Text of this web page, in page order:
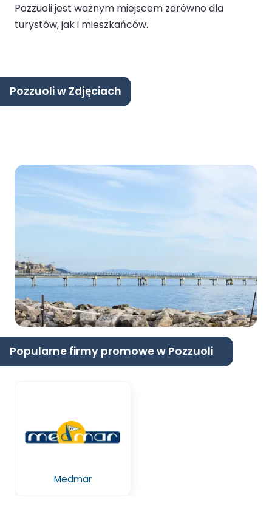
Pozzuoli jest ważnym miejscem zarówno dla
turystów, jak i mieszkańców.
Pozzuoli w Zdjęciach
Popularne firmy promowe w Pozzuoli
Medmar